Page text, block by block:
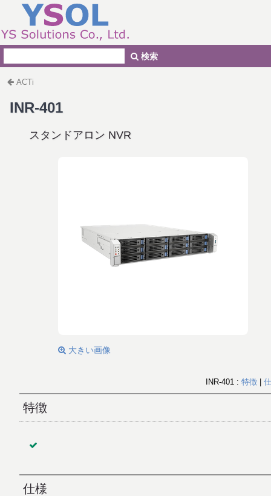
ACTi
INR-401
スタンドアロン NVR
大きい画像
INR-401 : 特徴
特徴
仕様
検索